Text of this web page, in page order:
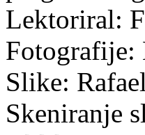
Lektoriral:
Fotografije:
Slike:
Skeniranje